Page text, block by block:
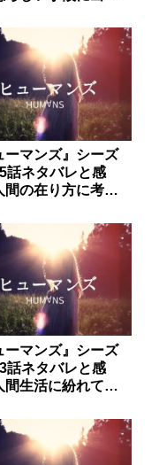
体が判明する！
ーマンズ』シーズ
話ネタバレと感
間の在り方に考え
は？
ーマンズ』シーズ
話ネタバレと感
間生活に紛れて生
合うシンス